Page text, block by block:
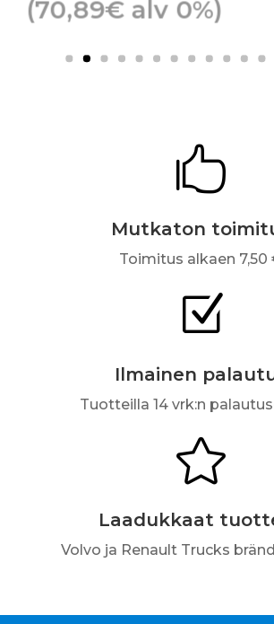
(70,89€alv 0%)

Mutkaton
Toimitus alkaen 7,50
Z
Ilmainen
Tuotteilla 14 vrk:n

Laadukkaat
Volvo ja Renault Trucks